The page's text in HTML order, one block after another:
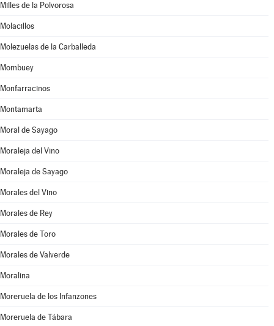
Milles de la Polvorosa
Molacillos
Molezuelas de la Carballeda
Mombuey
Monfarracinos
Montamarta
Moral de Sayago
Moraleja del Vino
Moraleja de Sayago
Morales del Vino
Morales de Rey
Morales de Toro
Morales de Valverde
Moralina
Moreruela de los Infanzones
Moreruela de Tábara